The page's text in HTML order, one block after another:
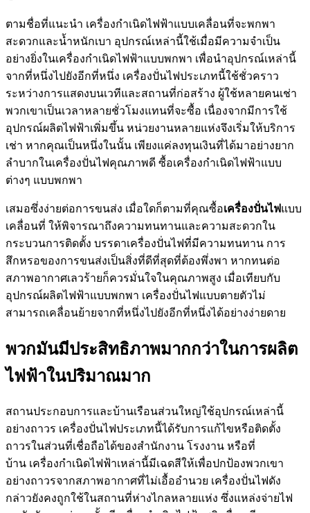
ตามชื่อที่แนะนำ เครื่องกำเนิดไฟฟ้าแบบเคลื่อนที่จะพกพา
สะดวกและน้ำหนักเบา อุปกรณ์เหล่านี้ใช้เมื่อมีความจำเป็น
อย่างยิ่งในเครื่องกำเนิดไฟฟ้าแบบพกพา เพื่อนำอุปกรณ์เหล่านี้
จากที่หนึ่งไปยังอีกที่หนึ่ง เครื่องปั่นไฟประเภทนี้ใช้ชั่วคราว
ระหว่างการแสดงบนเวทีและสถานที่ก่อสร้าง ผู้ใช้หลายคนเช่า
พวกเขาเป็นเวลาหลายชั่วโมงแทนที่จะซื้อ เนื่องจากมีการใช้
อุปกรณ์ผลิตไฟฟ้าเพิ่มขึ้น หน่วยงานหลายแห่งจึงเริ่มให้บริการ
เช่า หากคุณเป็นหนึ่งในนั้น เพียงแค่ลงทุนเงินที่ได้มาอย่างยาก
ลำบากในเครื่องปั่นไฟคุณภาพดี ซื้อเครื่องกำเนิดไฟฟ้าแบบ
ต่างๆ แบบพกพา
เสมอซึ่งง่ายต่อการขนส่ง เมื่อใดก็ตามที่คุณซื้อเครื่องปั่นไฟแบบ
เคลื่อนที่ ให้พิจารณาถึงความทนทานและความสะดวกใน
กระบวนการติดตั้ง บรรดาเครื่องปั่นไฟที่มีความทนทาน การ
สึกหรอของการขนส่งเป็นสิ่งที่ดีที่สุดที่ต้องพึ่งพา หากทนต่อ
สภาพอากาศเลวร้ายก็ควรมั่นใจในคุณภาพสูง เมื่อเทียบกับ
อุปกรณ์ผลิตไฟฟ้าแบบพกพา เครื่องปั่นไฟแบบตายตัวไม่
สามารถเคลื่อนย้ายจากที่หนึ่งไปยังอีกที่หนึ่งได้อย่างง่ายดาย
พวกมันมีประสิทธิภาพมากกว่าในการผลิต
ไฟฟ้าในปริมาณมาก
สถานประกอบการและบ้านเรือนส่วนใหญ่ใช้อุปกรณ์เหล่านี้
อย่างถาวร เครื่องปั่นไฟประเภทนี้ได้รับการแก้ไขหรือติดตั้ง
ถาวรในส่วนที่เชื่อถือได้ของสำนักงาน โรงงาน หรือที่
บ้าน เครื่องกำเนิดไฟฟ้าเหล่านี้มีเฉดสีให้เพื่อปกป้องพวกเขา
อย่างถาวรจากสภาพอากาศที่ไม่เอื้ออำนวย เครื่องปั่นไฟดัง
กล่าวยังคงถูกใช้ในสถานที่ห่างไกลหลายแห่ง ซึ่งแหล่งจ่ายไฟ